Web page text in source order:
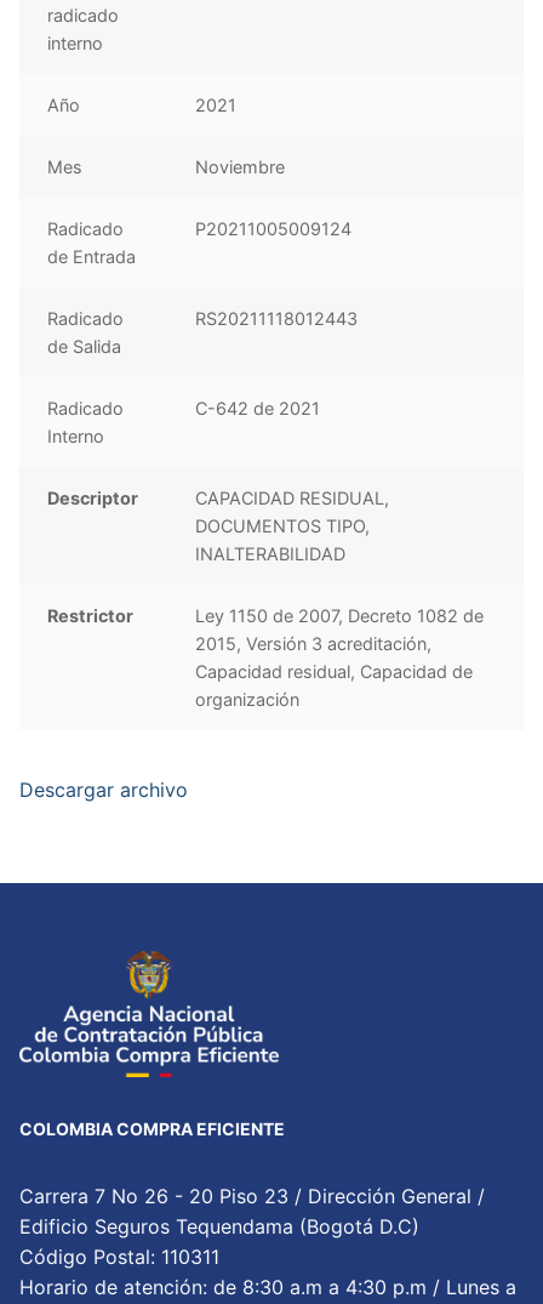
radicado
interno
Año 2021
Mes Noviembre
Radicado
de Entrada
P20211005009124
Radicado
de Salida
RS20211118012443
Radicado
Interno
C-642 de 2021
Descriptor
CAPACIDAD RESIDUAL,
DOCUMENTOS TIPO,
INALTERABILIDAD
Restrictor
Ley 1150 de 2007, Decreto 1082 de
2015, Versión 3 acreditación,
Capacidad residual, Capacidad de
organización
Descargar archivo
COLOMBIA COMPRA EFICIENTE
Carrera 7 No 26 - 20 Piso 23 / Dirección General /
Edificio Seguros Tequendama (Bogotá D.C)
Código Postal: 110311
Horario de atención: de 8:30 a.m a 4:30 p.m / Lunes a